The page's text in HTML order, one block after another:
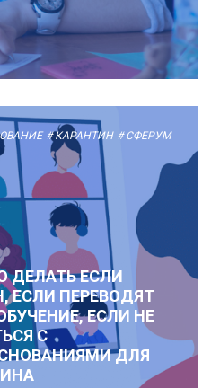
# КАРАНТИН # СФЕРУМ
ДЕЛАТЬ ЕСЛИ
ЕСЛИ ПЕРЕВОДЯТ
ЕСЛИ НЕ
С
ДЛЯ